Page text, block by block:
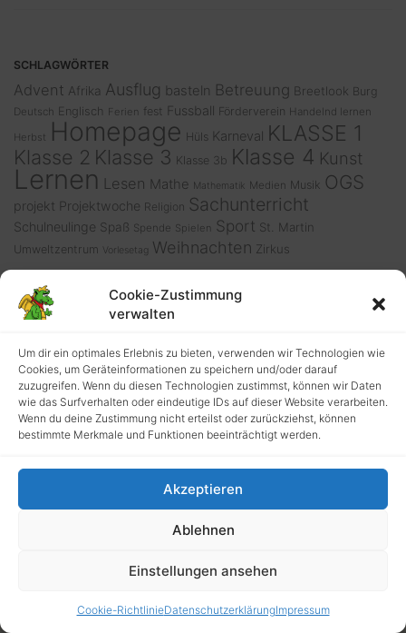
Cookie-Zustimmung
verwalten
Um dir ein optimales Erlebnis zu bieten, verwenden wir Technologien wie
Cookies, um Geräteinformationen zu speichern und/oder darauf
zuzugreifen. Wenn du diesen Technologien zustimmst, können wir Daten
wie das Surfverhalten oder eindeutige IDs auf dieser Website verarbeiten.
Wenn du deine Zustimmung nicht erteilst oder zurückziehst, können
bestimmte Merkmale und Funktionen beeinträchtigt werden.
Akzeptieren
Ablehnen
Einstellungen ansehen
Cookie-RichtlinieDatenschutzerklärungImpressum
SCHLAGWÖRTER
Advent Afrika Ausflug basteln Betreuung Breetlook Burg
Deutsch Englisch Ferien fest Fussball Förderverein
Handelnd lernen
Herbst Homepage Hüls Karneval KLASSE 1
Klasse 2 Klasse 3 Klasse 3b Klasse 4 Kunst
Lernen Lesen Mathe Mathematik Medien Musik OGS
projekt Projektwoche Religion Sachunterricht
Schulneulinge Spaß Spende Spielen Sport St. Martin
Umweltzentrum Vorlesetag Weihnachten Zirkus
SPONSOREN & FREUNDE
ARCHIV